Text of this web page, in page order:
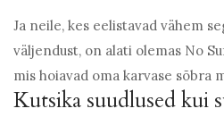
Ja neile, kes eelistavad vähem
väljendust, on alati olemas No
mis hoiavad oma karvase sõbra
Kutsika suudlused kui